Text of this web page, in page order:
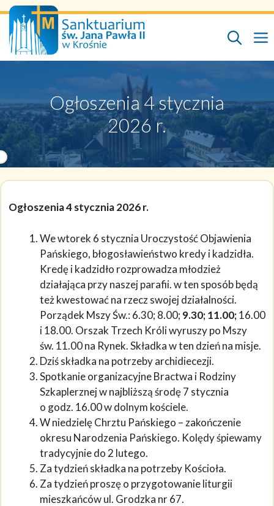
Przejdź
do
treści
Ogłoszenia 4 stycznia
2026 r.
Ogłoszenia 4 stycznia 2026 r.
We wtorek 6 stycznia Uroczystość Objawienia
Pańskiego, błogosławieństwo kredy i kadzidła.
Kredę i kadzidło rozprowadza młodzież
działająca przy naszej parafii. w ten sposób będą
też kwestować na rzecz swojej działalności.
Porządek Mszy Św.: 6.30; 8.00; 9.30; 11.00;16.00
i 18.00. Orszak Trzech Króli wyruszy po Mszy
św. 11.00 na Rynek. Składka w ten dzień na misje.
Dziś składka na potrzeby archidiecezji.
Spotkanie organizacyjne Bractwa i Rodziny
Szkaplerznej w najbliższą środę 7 stycznia
o godz. 16.00 w dolnym kościele.
W niedzielę Chrztu Pańskiego – zakończenie
okresu Narodzenia Pańskiego. Kolędy śpiewamy
tradycyjnie do 2 lutego.
Za tydzień składka na potrzeby Kościoła.
Za tydzień proszę o przygotowanie liturgii
mieszkańców ul. Grodzka nr 67.